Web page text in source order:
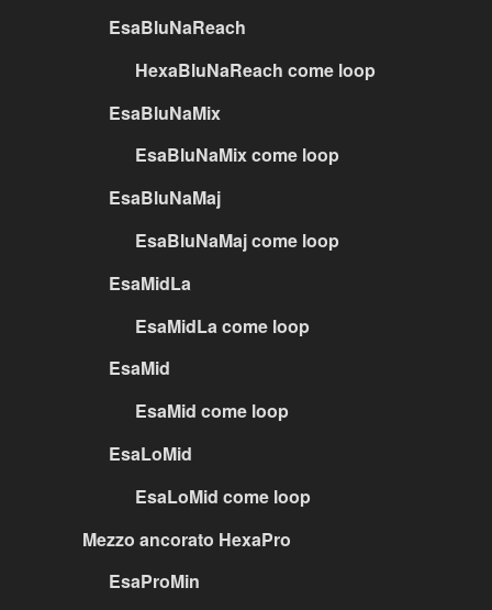
EsaBluNaReach
HexaBluNaReach come loop
EsaBluNaMix
EsaBluNaMix come loop
EsaBluNaMaj
EsaBluNaMaj come loop
EsaMidLa
EsaMidLa come loop
EsaMid
EsaMid come loop
EsaLoMid
EsaLoMid come loop
Mezzo ancorato HexaPro
EsaProMin